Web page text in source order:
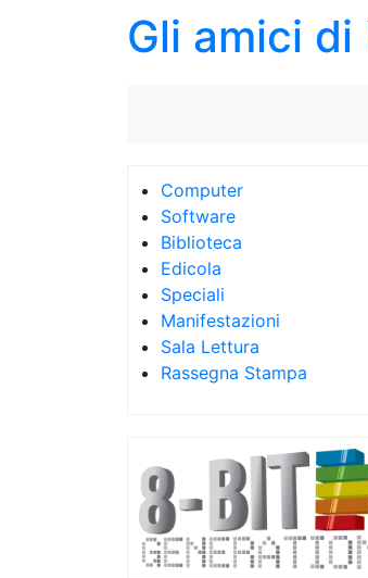
Gli amici di
Computer
Software
Biblioteca
Edicola
Speciali
Manifestazioni
Sala Lettura
Rassegna Stampa